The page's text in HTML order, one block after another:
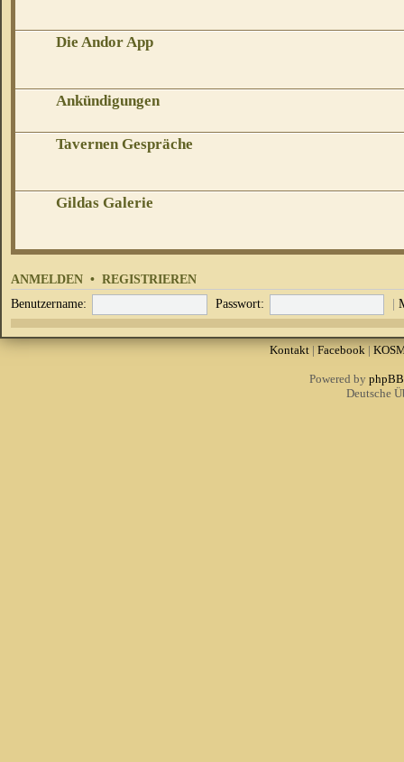
Die Andor App
Ankündigungen
Tavernen Gespräche
Gildas Galerie
ANMELDEN • REGISTRIEREN
Benutzername: Passwort: |
Kontakt| Facebook|
Powered by phpBB
Deutsche